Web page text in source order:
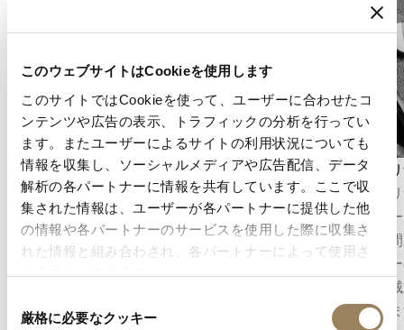
このウェブサイトはCookieを使用します
このサイトではCookieを使って、ユーザーに合わせたコ
ンテンツや広告の表示、トラフィックの分析を行ってい
ます。またユーザーによるサイトの利用状況についても
情報を収集し、ソーシャルメディアや広告配信、データ
解析の各パートナーに情報を共有しています。ここで収
集された情報は、ユーザーが各パートナーに提供した他
の情報や各パートナーのサービスを使用した際に収集さ
れた情報と組み合わされ、各パートナーによって使用さ
れることがあります。
厳格に必要なクッキー
秒表示
秒表示は、時の流れを正確に把握することを可
能にします。ムーブメントの構造に応じて、セ
ンターセコンドとして表示される場合もあれ
ば、文字盤のデザインに組み込まれたオフセン
もあります。
パワー
パワー
ネルギ
残り時
ネルギ
に、機
表現し